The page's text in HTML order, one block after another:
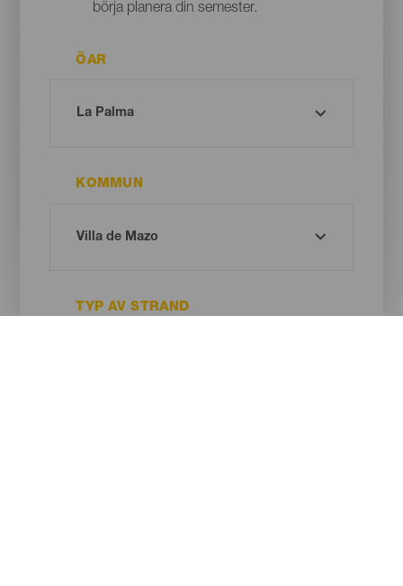
börja planera din semester.
ÖAR
KOMMUN
TYP AV STRAND